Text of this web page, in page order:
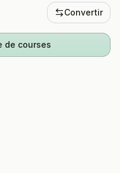
Convertir
de courses